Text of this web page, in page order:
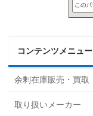
コンテンツメニュー
余剰在庫販売・買取
取り扱いメーカー